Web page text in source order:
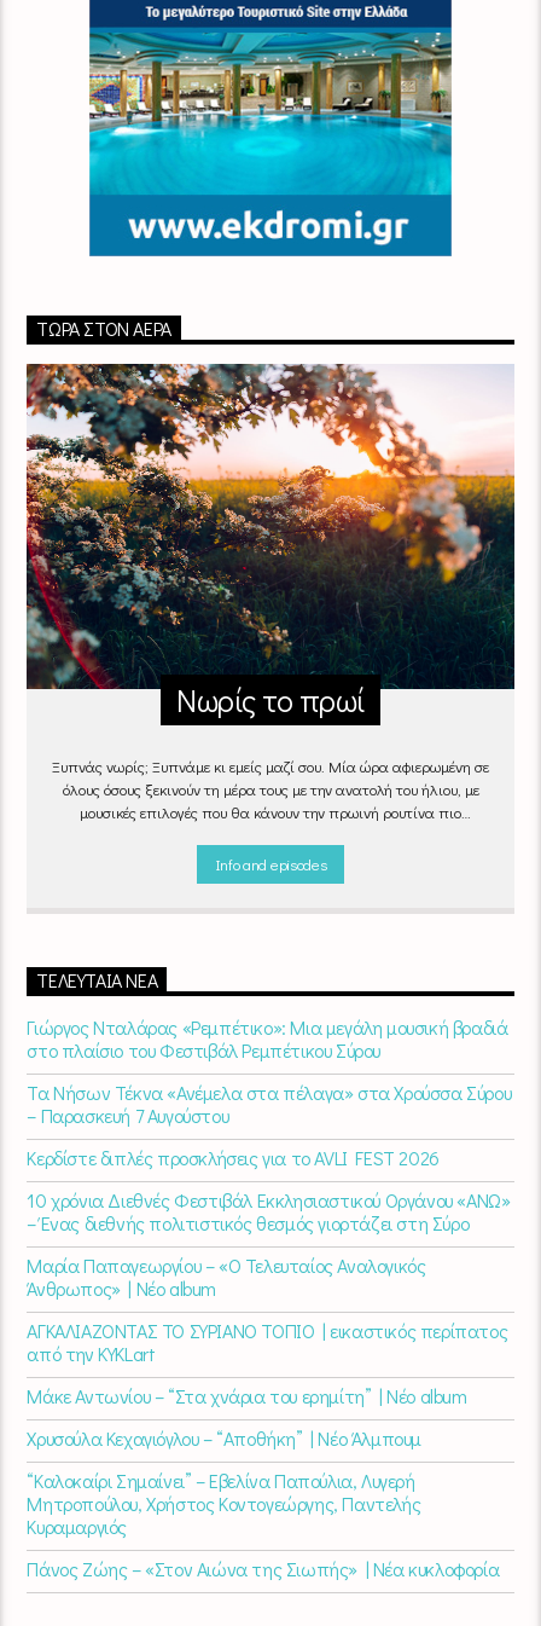
ΤΏΡΑ ΣΤΟΝ ΑΈΡΑ
Νωρίς το πρωί
Ξυπνάς νωρίς; Ξυπνάμε κι εμείς μαζί σου. Μία ώρα αφιερωμένη σε
όλους όσους ξεκινούν τη μέρα τους με την ανατολή του ήλιου, με
μουσικές επιλογές που θα κάνουν την πρωινή ρουτίνα πιο
06:00 - 07:00 στον Empneusi 107 FM
Info and episodes
ΤΕΛΕΥΤΑΊΑ ΝΈΑ
Γιώργος Νταλάρας «Ρεμπέτικο»: Μια μεγάλη μουσική βραδιά
στο πλαίσιο του Φεστιβάλ Ρεμπέτικου Σύρου
Τα Νήσων Τέκνα «Ανέμελα στα πέλαγα» στα Χρούσσα Σύρου
– Παρασκευή 7 Αυγούστου
Κερδίστε διπλές προσκλήσεις για το AVLI FEST 2026
10 χρόνια Διεθνές Φεστιβάλ Εκκλησιαστικού Οργάνου «ΑΝΩ»
– Ένας διεθνής πολιτιστικός θεσμός γιορτάζει στη Σύρο​
Μαρία Παπαγεωργίου – «Ο Τελευταίος Αναλογικός
Άνθρωπος» | Νέο album
ΑΓΚΑΛΙΑΖΟΝΤΑΣ ΤΟ ΣΥΡΙΑΝΟ ΤΟΠΙΟ | εικαστικός περίπατος
από την KYKLart
Μάκε Αντωνίου – “Στα χνάρια του ερημίτη” | Νέο album
Χρυσούλα Κεχαγιόγλου – “Αποθήκη” | Νέο Άλμπουμ
“Καλοκαίρι Σημαίνει” – Εβελίνα Παπούλια, Λυγερή
Μητροπούλου, Χρήστος Κοντογεώργης, Παντελής
Κυραμαργιός
Πάνος Ζώης – «Στον Αιώνα της Σιωπής» | Νέα κυκλοφορία